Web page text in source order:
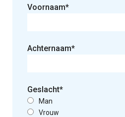
Voornaam*
Achternaam*
Geslacht*
Man
Vrouw